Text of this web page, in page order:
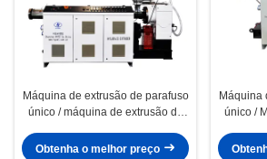
Máquina de extrusão de parafuso
único / máquina de extrusão de
Obtenha o melhor preço
Máquina
único /